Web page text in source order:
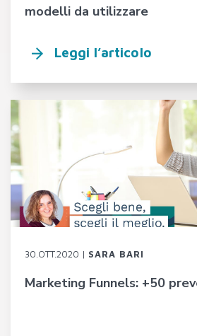
modelli da utilizzare
Leggi l’articolo
30.OTT.2020 | SARA BARI
Marketing Funnels: +50